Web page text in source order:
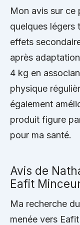
Mon avis sur ce
quelques légers
effets
après
4 kg en
physique
également
produit figure
pour ma santé.
Avis de
Eafit
Ma recherche
menée vers